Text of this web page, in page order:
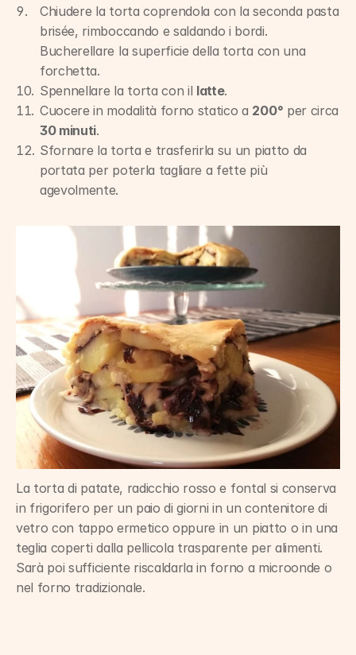
Chiudere la torta coprendola con la seconda pasta
brisée, rimboccando e saldando i bordi.
Bucherellare la superficie della torta con una
forchetta.
Spennellare la torta con il latte.
Cuocere in modalità forno statico a 200°
30 minuti.
Sfornare la torta e trasferirla su un piatto da
portata per poterla tagliare a fette più
agevolmente.
La torta di patate, radicchio rosso e fontal si conserva
in frigorifero per un paio di giorni in un contenitore di
vetro con tappo ermetico oppure in un piatto o in una
teglia coperti dalla pellicola trasparente per alimenti.
Sarà poi sufficiente riscaldarla in forno a microonde o
nel forno tradizionale.